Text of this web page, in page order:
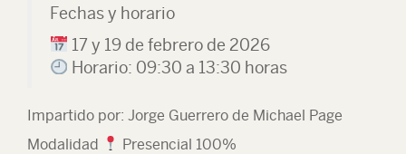
Fechas y horario
17 y 19 de febrero de 2026
Horario: 09:30 a 13:30 horas
Impartido por: Jorge Guerrero de Michael Page
Modalidad
Presencial 100%